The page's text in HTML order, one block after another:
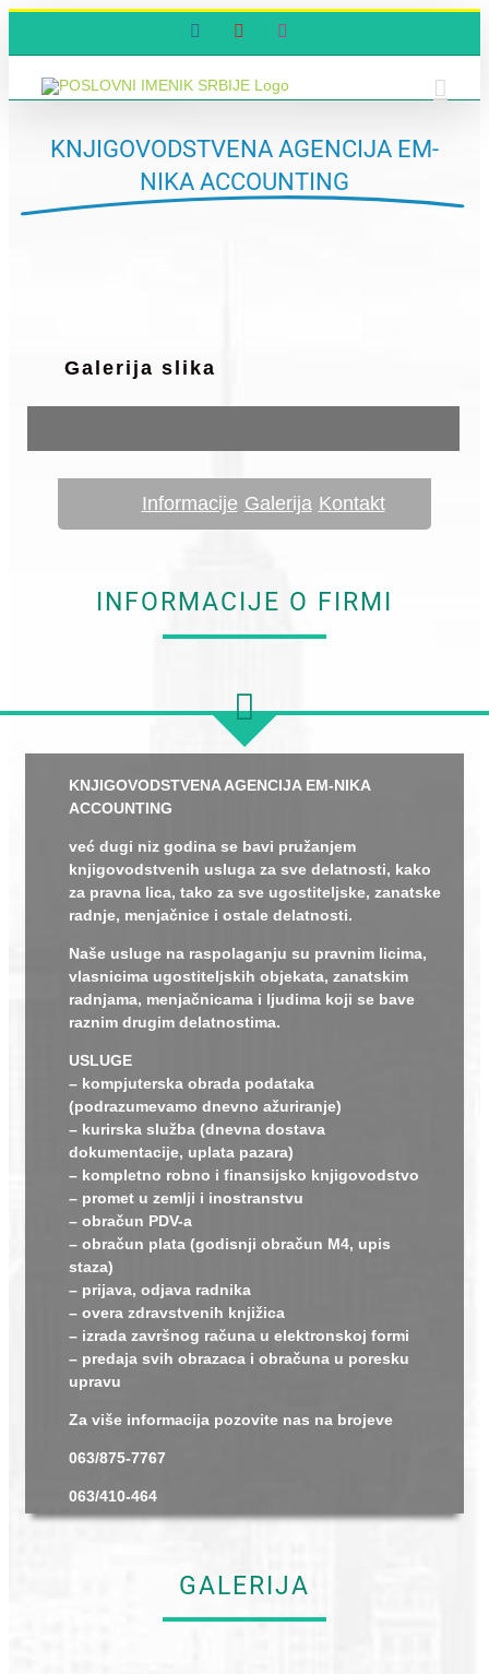
FacebookYouTube
KNJIGOVODSTVENA AGENCIJA EM-
NIKA ACCOUNTING
Galerija slika
Informacije Galerija Kontakt
INFORMACIJE O FIRMI
KNJIGOVODSTVENA AGENCIJA EM-NIKA
ACCOUNTING
već dugi niz godina se bavi pružanjem
knjigovodstvenih usluga za sve delatnosti, kako
za pravna lica, tako za sve ugostiteljske, zanatske
radnje, menjačnice i ostale delatnosti.
Naše usluge na raspolaganju su pravnim licima,
vlasnicima ugostiteljskih objekata, zanatskim
radnjama, menjačnicama i ljudima koji se bave
raznim drugim delatnostima.
USLUGE
– kompjuterska obrada podataka
(podrazumevamo dnevno ažuriranje)
– kurirska služba (dnevna dostava
dokumentacije, uplata pazara)
– kompletno robno i finansijsko knjigovodstvo
– promet u zemlji i inostranstvu
– obračun PDV-a
– obračun plata (godisnji obračun M4, upis
staza)
– prijava, odjava radnika
– overa zdravstvenih knjižica
– izrada završnog računa u elektronskoj formi
– predaja svih obrazaca i obračuna u poresku
upravu
Za više informacija pozovite nas na brojeve
063/875-7767
063/410-464
GALERIJA